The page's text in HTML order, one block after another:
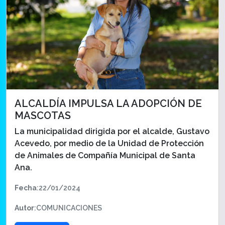
ALCALDÍA IMPULSA LA ADOPCIÓN DE
MASCOTAS
La municipalidad dirigida por el alcalde, Gustavo
Acevedo, por medio de la Unidad de Protección
de Animales de Compañía Municipal de Santa
Ana.
Fecha:22/01/2024
Autor:COMUNICACIONES